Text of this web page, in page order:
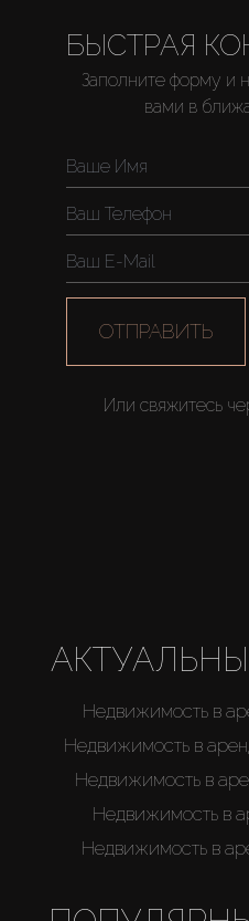
Аренда
БЫСТРАЯ
Заполните форму и
вами в
ОТПРАВИТЬ
Или свяжитесь
Недвижимость в
Недвижимость в
Недвижимость в
Недвижимость в
Недвижимость в